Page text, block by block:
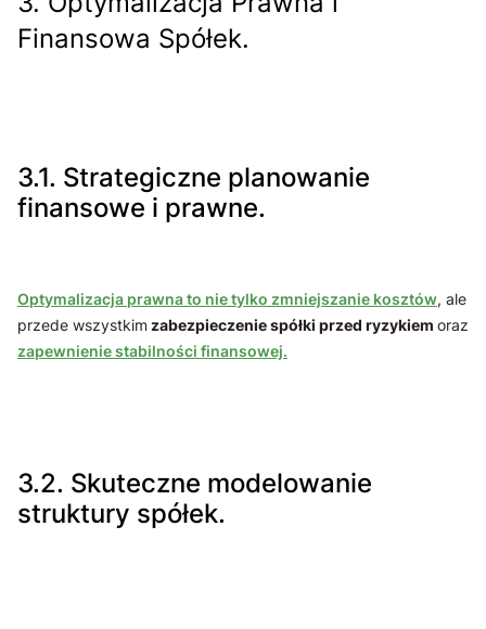
Finansowa Spółek.
3.1. Strategiczne planowanie
finansowe i prawne.
Optymalizacja prawna to nie tylko zmniejszanie kosztów, ale
przede wszystkim zabezpieczenie spółki przed ryzykiem oraz
zapewnienie stabilności finansowej.
3.2. Skuteczne modelowanie
struktury spółek.